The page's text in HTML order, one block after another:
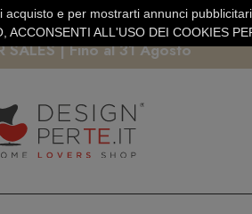
SICURO PAYPAL · CARTA DI CREDITO
SALES | Fino al 31 Agosto
e per mostrarti annunci
ACCONSENTI ALL'USO DEI COOKIES